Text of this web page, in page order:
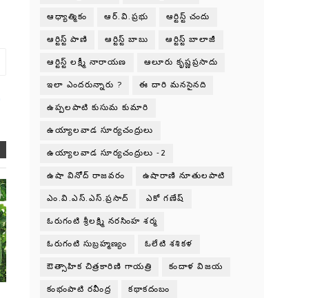
ఆధ్యాత్మికం ఆర్.వి.ప్రభు ఆర్టిస్ట్ చందు
ఆర్టిస్ట్ పాణి ఆర్టిస్ట్ బాబు ఆర్టిస్ట్ బాలాజీ
ఆర్టిస్ట్ లక్ష్మీ నారాయణ ఆలూరు కృష్ణప్రసాదు
ఇలా ఎందరున్నారు ? ఈ దారి మనసైనది
ఉప్పలపాటి కుసుమ కుమారి
ఉయ్యాలవాడ సూర్యచంద్రులు
ఉయ్యాలవాడ సూర్యచంద్రులు -2
ఉషా వినోద్ రాజవరం ఉషారాణి నూతులపాటి
ఎం.వి.ఎస్.ఎస్.ప్రసాద్ ఎకో గణేష్
ఓరుగంటి శ్రీలక్ష్మి నరసింహ శర్మ
ఓరుగంటి సుబ్రహ్మణ్యం ఓలేటి శశికళ
ఔత్సాహిక చిత్రకారిణి గాయత్రి కందాళ విజయ
కంభంపాటి రవీంద్ర కథాకదంబం